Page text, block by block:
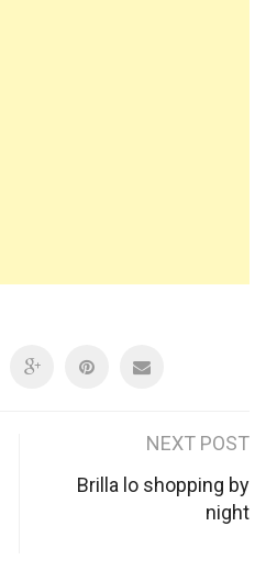
NEXT POST
Brilla lo shopping by
night